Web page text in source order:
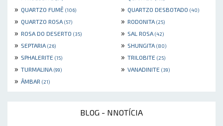
» QUARTZO FUMÊ (106) » QUARTZO DESBOTADO (40)
» QUARTZO ROSA (57) » RODONITA (25)
» ROSA DO DESERTO (35) » SAL ROSA (42)
» SEPTARIA (26) » SHUNGITA (80)
» SPHALERITE (15) » TRILOBITE (25)
» TURMALINA (99) » VANADINITE (39)
» ÂMBAR (21)
BLOG - NNOTÍCIA